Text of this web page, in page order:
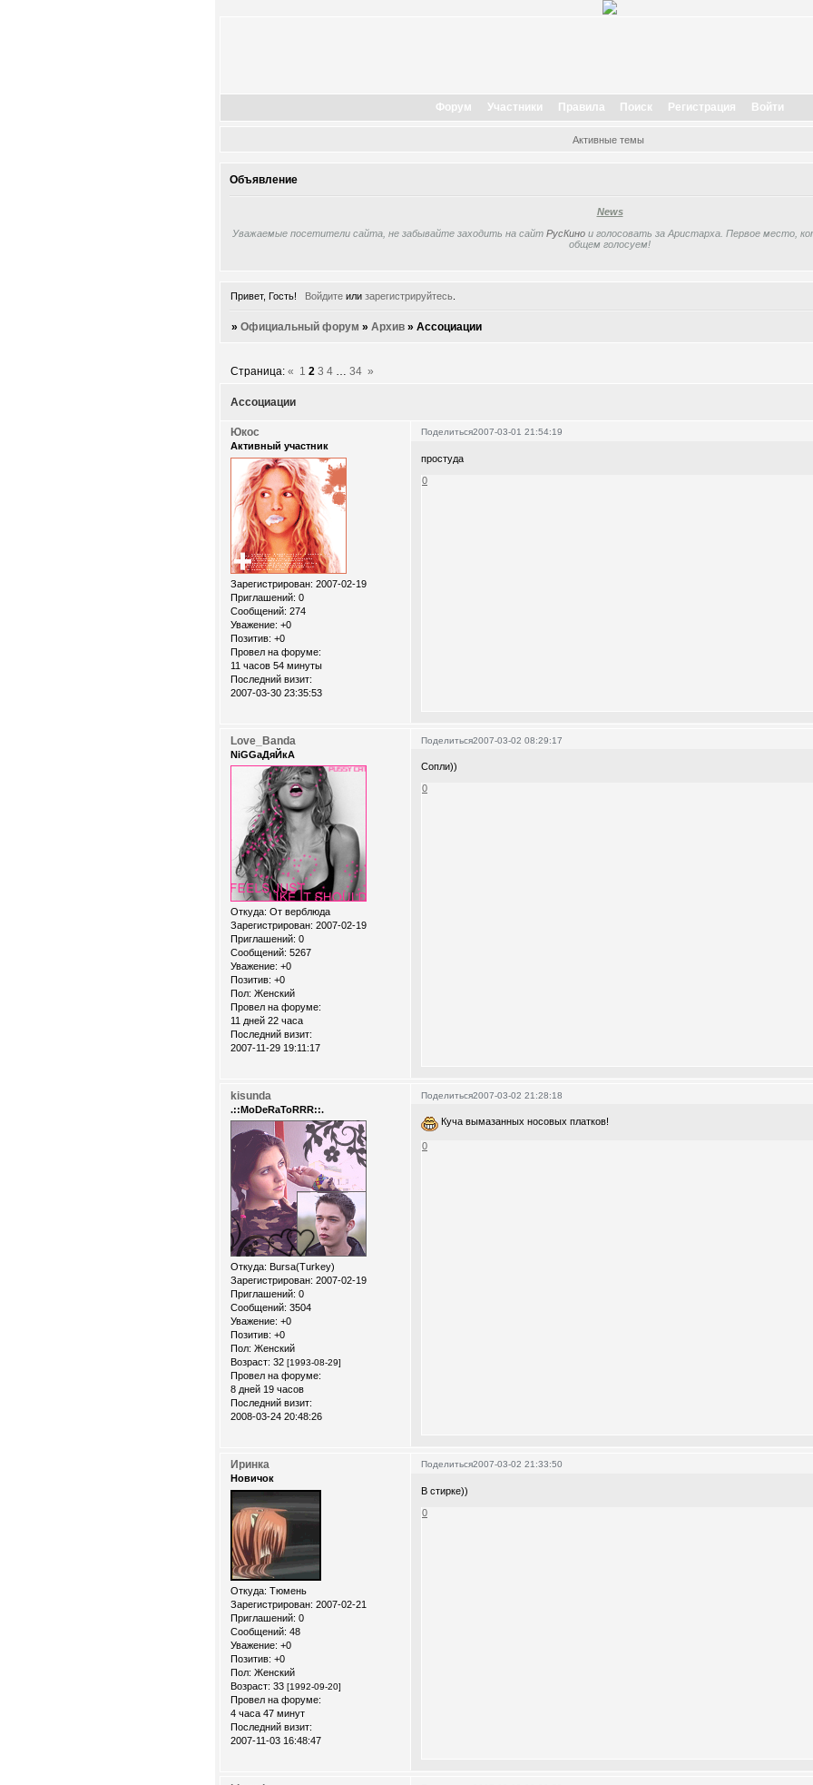
Форум Участники Правила Поиск Регистрация Войти
Активные темы
Объявление
News
Уважаемые посетители сайта, не забывайте заходить на сайт РусКино и голосовать за Аристарха. Первое место,
общем голосуем!
Привет, Гость! Войдитеили зарегистрируйтесь.
»Официальный форум »Архив »Ассоциации
Ассоциации
Страница:« 1 2 3 4 … 34 »
Поделиться2007-03-01 21:54:19
Юкос
Активный участник
Зарегистрирован: 2007-02-19
Приглашений: 0
Сообщений: 274
Уважение: +0
Позитив: +0
Провел на форуме:
11 часов 54 минуты
Последний визит:
2007-03-30 23:35:53
простуда
0
Поделиться2007-03-02 08:29:17
Love_Banda
NiGGaДяЙкА
Откуда: От верблюда
Зарегистрирован: 2007-02-19
Приглашений: 0
Сообщений: 5267
Уважение: +0
Позитив: +0
Пол: Женский
Провел на форуме:
11 дней 22 часа
Последний визит:
2007-11-29 19:11:17
Сопли))
0
Поделиться2007-03-02 21:28:18
kisunda
.::MoDeRaToRRR::.
Откуда: Bursa(Turkey)
Зарегистрирован: 2007-02-19
Приглашений: 0
Сообщений: 3504
Уважение: +0
Позитив: +0
Пол: Женский
Возраст: 32 [1993-08-29]
Провел на форуме:
8 дней 19 часов
Последний визит:
2008-03-24 20:48:26
Куча вымазанных носовых платков!
0
Поделиться2007-03-02 21:33:50
Иринка
Новичок
Откуда: Тюмень
Зарегистрирован: 2007-02-21
Приглашений: 0
Сообщений: 48
Уважение: +0
Позитив: +0
Пол: Женский
Возраст: 33 [1992-09-20]
Провел на форуме:
4 часа 47 минут
Последний визит:
2007-11-03 16:48:47
В стирке))
0